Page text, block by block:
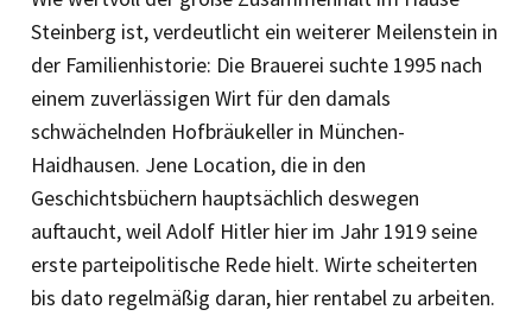
Steinberg ist, verdeutlicht ein weiterer Meilenstein in
der Familienhistorie: Die Brauerei suchte 1995 nach
einem ­zuverlässigen Wirt für den damals
schwächelnden Hofbräukeller in München-
Haidhausen. Jene Location, die in den
Geschichtsbüchern hauptsächlich des­wegen
auftaucht, weil Adolf Hitler hier im Jahr 1919 seine
erste parteipolitische Rede hielt. Wirte scheiterten
bis dato regel­mäßig daran, hier rentabel zu arbeiten.